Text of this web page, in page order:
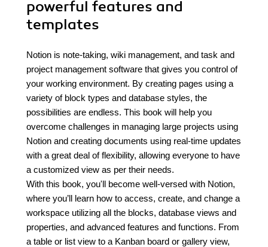
powerful features and
templates
Notion is note-taking, wiki management, and task and
project management software that gives you control of
your working environment. By creating pages using a
variety of block types and database styles, the
possibilities are endless. This book will help you
overcome challenges in managing large projects using
Notion and creating documents using real-time updates
with a great deal of flexibility, allowing everyone to have
a customized view as per their needs.
With this book, you'll become well-versed with Notion,
where you’ll learn how to access, create, and change a
workspace utilizing all the blocks, database views and
properties, and advanced features and functions. From
a table or list view to a Kanban board or gallery view,